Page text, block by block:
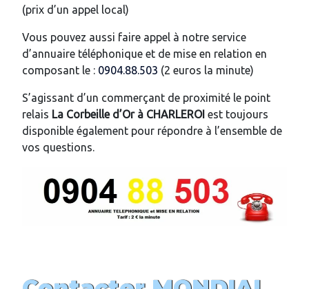
(prix d’un appel local)
Vous pouvez aussi faire appel à notre service
d’annuaire téléphonique et de mise en relation en
composant le : 0904.88.503 (2 euros la minute)
S’agissant d’un commerçant de proximité le point
relais La Corbeille d’Or à CHARLEROI est toujours
disponible également pour répondre à l’ensemble de
vos questions.